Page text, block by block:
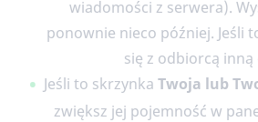
wiadomości z serwera).
ponownie nieco później. Jeśli
się z odbiorcą inną
Jeśli to skrzynka Twoja lub
zwiększ jej pojemność w